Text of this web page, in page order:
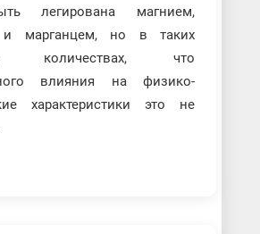
легирована магнием,
и марганцем, но в таких
количествах, что
влияния на физико-
характеристики это не